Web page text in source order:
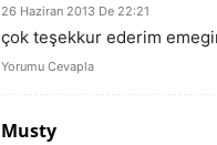
26 Haziran 2013 De 22:21
çok teşekkur ederim
Yorumu Cevapla
Musty